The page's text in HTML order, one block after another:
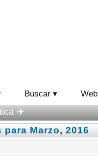
Buscar Web
✈️
Marzo, 2016